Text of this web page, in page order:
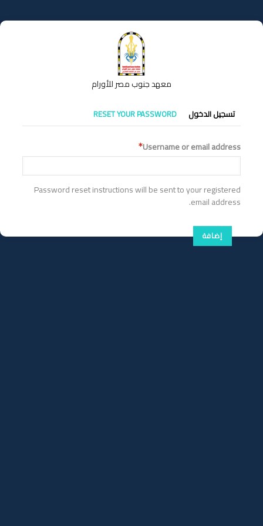
إلى
المحتوى
معهد جنوب مصر للأورام
التبويبات
الأساسية
تسجيل الدخول RESET YOUR PASSWORD
Username or email address
Password reset instructions will be sent to your registered
email address.